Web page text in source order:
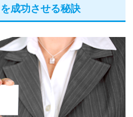
成功させる秘訣